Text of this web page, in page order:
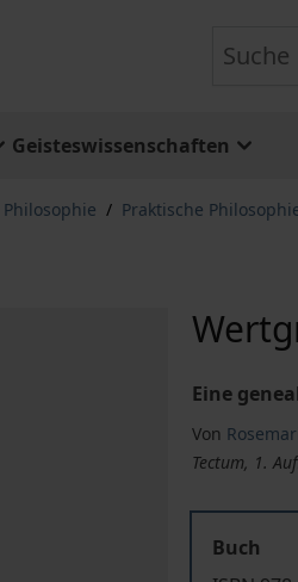
Geisteswissenschaften
Philosophie / Praktische
Eine
Von
Tectum, 1.
Buch